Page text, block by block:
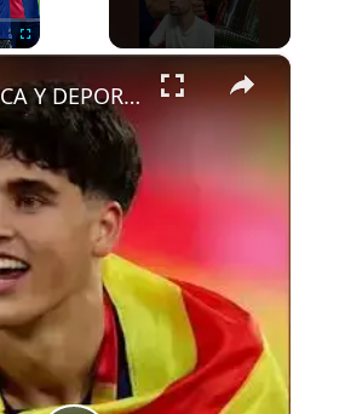
×
POLÍTICA Y DEPORTE SOLO CUANDO INTERESA